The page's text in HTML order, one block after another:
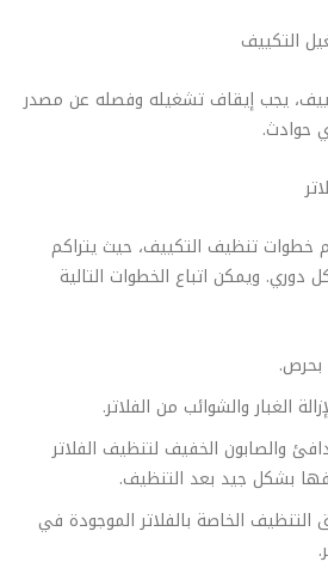
التكييف
يجب إيقاف تشغيله وفصله عن مصدر
حوادث.
خطوات تنظيف التكييف، حيث يتراكم
دوري. ويمكن اتباع الخطوات التالية
بحرص.
الغبار والشوائب من الفلاتر.
والصابون الخفيف لتنظيف الفلاتر
بشكل جيد بعد التنظيف.
الخاصة بالفلاتر الموجودة في